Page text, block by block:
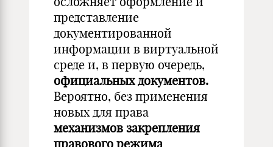
представление
документированной
информации в виртуальной
среде и, в первую очередь,
официальных документов.
Вероятно, без применения
новых для права
механизмов закрепления
правового режима